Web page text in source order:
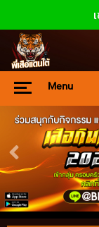
Menu